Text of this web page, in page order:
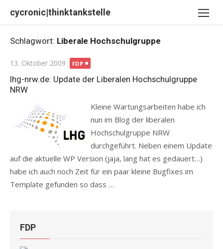
cycronic|thinktankstelle
Schlagwort: Liberale Hochschulgruppe
Posted
on
13. Oktober 2009 FDP
lhg-nrw.de: Update der Liberalen Hochschulgruppe
NRW
Kleine Wartungsarbeiten habe ich
nun im Blog der liberalen
Hochschulgruppe NRW
durchgeführt. Neben einem Update
auf die aktuelle WP Version (jaja, lang hat es gedauert…)
habe ich auch noch Zeit für ein paar kleine Bugfixes im
Template gefunden so dass …
FDP